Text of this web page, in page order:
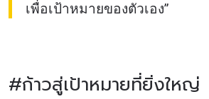
เพื่อเป้าหมายของตัวเอง”
#ก้าวสู่เป้าหมายที่ยิ่งใหญ่